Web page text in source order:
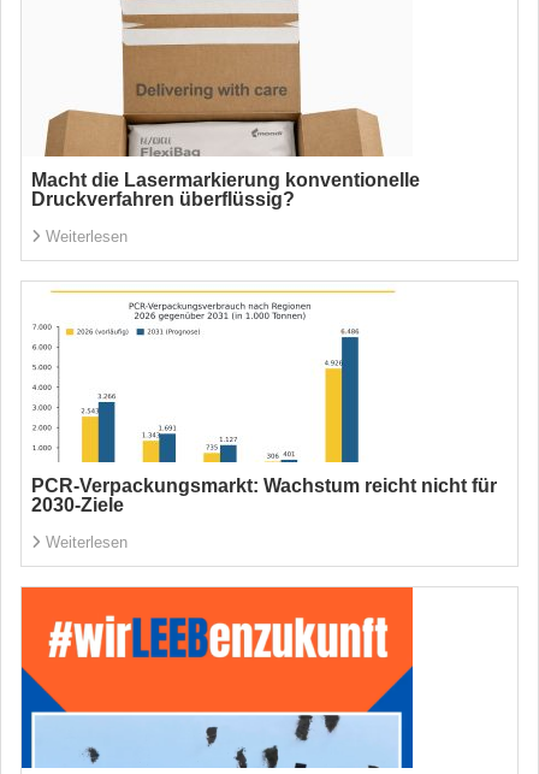
Macht die Lasermarkierung konventionelle
Druckverfahren überflüssig?
Weiterlesen
PCR-Verpackungsmarkt: Wachstum reicht nicht für
2030-Ziele
Weiterlesen